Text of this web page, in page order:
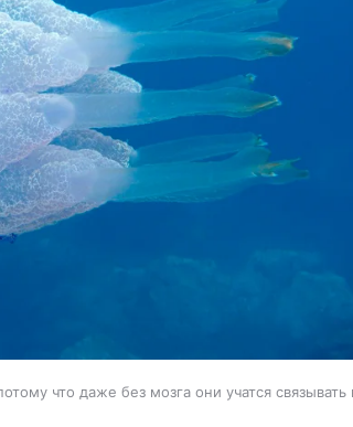
что даже без мозга они учатся связывать